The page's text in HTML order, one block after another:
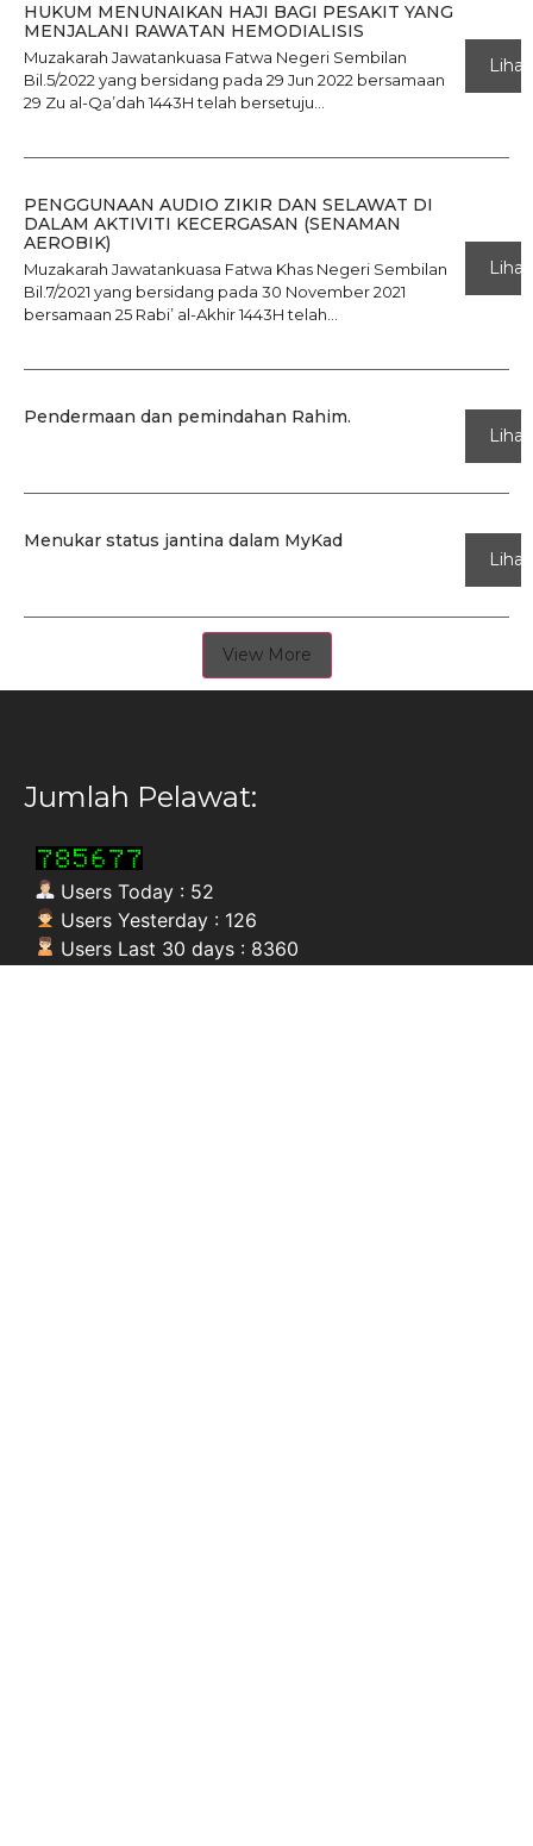
HUKUM MENUNAIKAN HAJI BAGI PESAKIT YANG
MENJALANI RAWATAN HEMODIALISIS
Muzakarah Jawatankuasa Fatwa Negeri Sembilan
Bil.5/2022 yang bersidang pada 29 Jun 2022 bersamaan
29 Zu al-Qa’dah 1443H telah bersetuju...
Lihat
PENGGUNAAN AUDIO ZIKIR DAN SELAWAT DI
DALAM AKTIVITI KECERGASAN (SENAMAN
AEROBIK)
Muzakarah Jawatankuasa Fatwa Khas Negeri Sembilan
Bil.7/2021 yang bersidang pada 30 November 2021
bersamaan 25 Rabi’ al-Akhir 1443H telah...
Lihat
Pendermaan dan pemindahan Rahim.
Lihat
Menukar status jantina dalam MyKad
Lihat
View More
Jumlah Pelawat:
Users Today : 52
Users Yesterday : 126
Users Last 30 days : 8360